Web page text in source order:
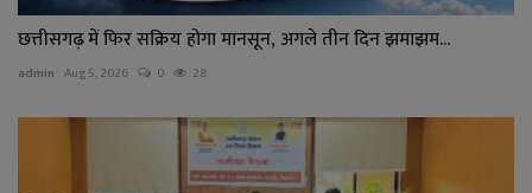
छत्तीसगढ़ में फिर सक्रिय होगा मानसून, अगले तीन दिन झमाझम...
admin Aug 5, 2026 0 28